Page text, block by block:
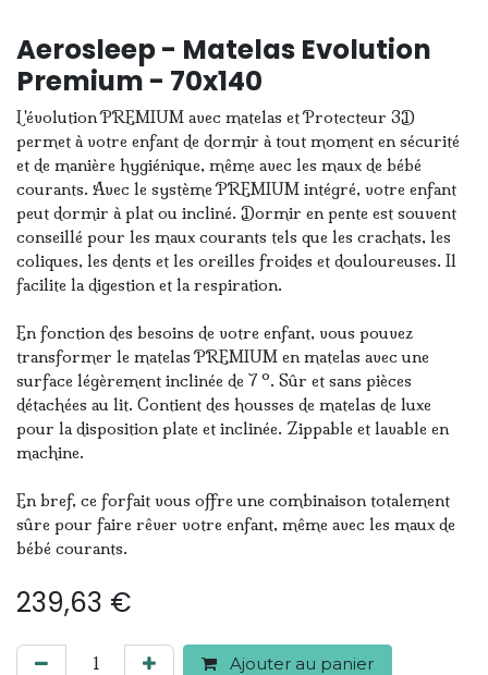
Aerosleep - Matelas Evolution
Premium - 70x140
L'évolution PREMIUM avec matelas et Protecteur 3D
permet à votre enfant de dormir à tout moment en sécurité
et de manière hygiénique, même avec les maux de bébé
courants. Avec le système PREMIUM intégré, votre enfant
peut dormir à plat ou incliné. Dormir en pente est souvent
conseillé pour les maux courants tels que les crachats, les
coliques, les dents et les oreilles froides et douloureuses. Il
facilite la digestion et la respiration.
En fonction des besoins de votre enfant, vous pouvez
transformer le matelas PREMIUM en matelas avec une
surface légèrement inclinée de 7 °. Sûr et sans pièces
détachées au lit. Contient des housses de matelas de luxe
pour la disposition plate et inclinée. Zippable et lavable en
machine.
En bref, ce forfait vous offre une combinaison totalement
sûre pour faire rêver votre enfant, même avec les maux de
bébé courants.
239,63 €
Ajouter au panier